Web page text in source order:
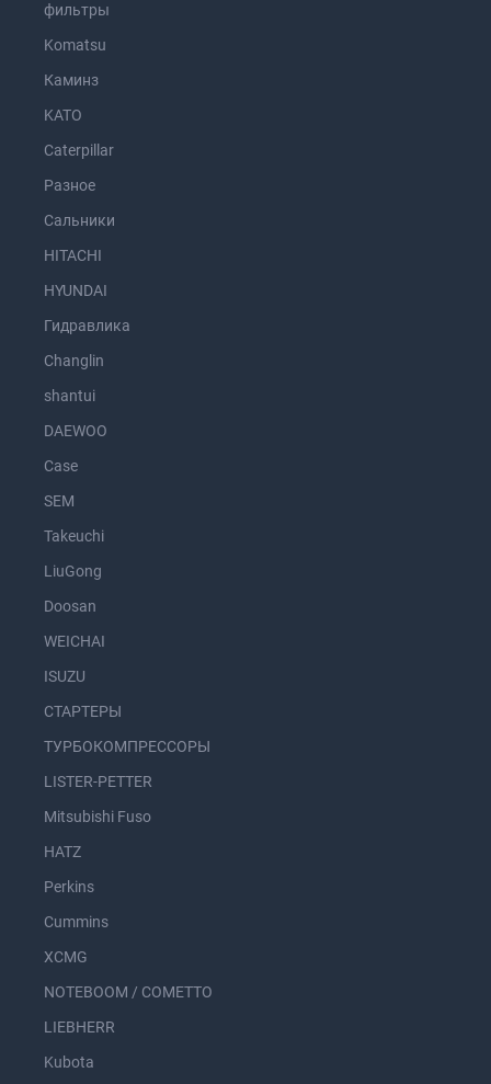
фильтры
Komatsu
Каминз
KATO
Caterpillar
Разное
Сальники
HITACHI
HYUNDAI
Гидравлика
Changlin
shantui
DAEWOO
Case
SEM
Takeuchi
LiuGong
Doosan
WEICHAI
ISUZU
СТАРТЕРЫ
ТУРБОКОМПРЕССОРЫ
LISTER-PETTER
Mitsubishi Fuso
HATZ
Perkins
Cummins
XCMG
NOTEBOOM / COMETTO
LIEBHERR
Kubota